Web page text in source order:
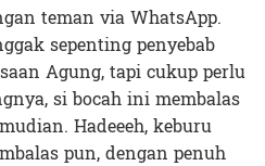
teman via WhatsApp.
sepenting penyebab
Agung, tapi cukup perlu
si bocah ini membalas
Hadeeeh, keburu
pun, dengan penuh